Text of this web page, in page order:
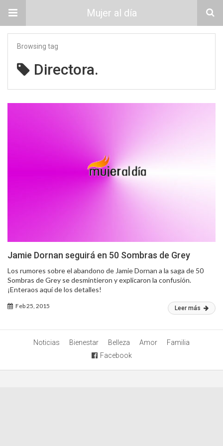
Mujer al día
Browsing tag
Directora.
Jamie Dornan seguirá en 50 Sombras de Grey
Los rumores sobre el abandono de Jamie Dornan a la saga de 50
Sombras de Grey se desmintieron y explicaron la confusión.
¡Enteraos aquí de los detalles!
Feb 25, 2015 Leer más
Noticias Bienestar Belleza Amor
Familia
Facebook